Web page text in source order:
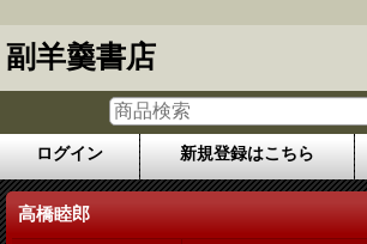
副羊羹書店
ログイン 新規登録はこちら
高橋睦郎